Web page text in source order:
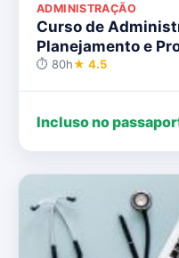
ADMINISTRAÇÃO
Curso de
Planejamento e
⏱ 80h★ 4.5
Incluso no